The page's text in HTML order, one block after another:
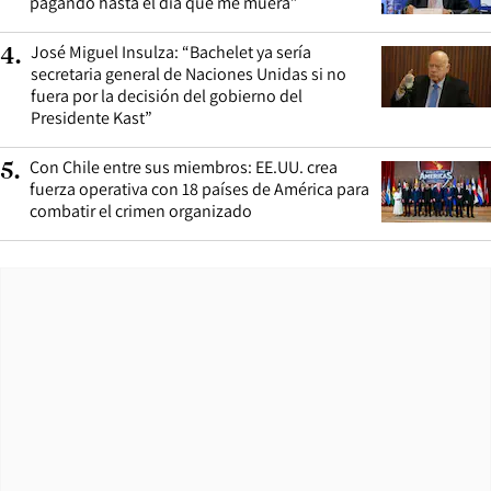
4. José Miguel Insulza: “Bachelet ya sería
secretaria general de Naciones Unidas si no
fuera por la decisión del gobierno del
Presidente Kast”
5. Con Chile entre sus miembros: EE.UU. crea
fuerza operativa con 18 países de América para
combatir el crimen organizado